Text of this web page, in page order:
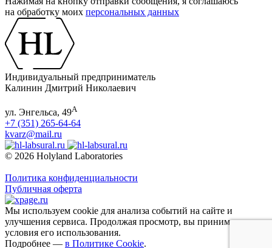
на обработку моих персональных данных
Индивидуальный предприниматель
Калинин Дмитрий Николаевич
ул. Энгельса, 49А
+7 (351) 265-64-64
kvarz@mail.ru
© 2026 Holyland Laboratories
Политика конфиденциальности
Публичная оферта
Мы используем cookie для анализа событий на сайте и
улучшения сервиса. Продолжая просмотр, вы принимаете
условия его использования.
Подробнее — в Политике Cookie.